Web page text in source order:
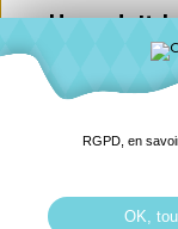
Un enduit
Le stucco,
effet miroir.
Nous sommes
RGPD, en
OK,